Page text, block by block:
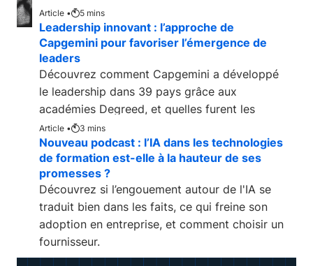
Article • 5 mins
Leadership innovant : l’approche de
Capgemini pour favoriser l’émergence de
leaders
Découvrez comment Capgemini a développé
le leadership dans 39 pays grâce aux
académies Degreed, et quelles furent les
retombées.
Article • 3 mins
Nouveau podcast : l’IA dans les technologies
de formation est-elle à la hauteur de ses
promesses ?
Découvrez si l’engouement autour de l'IA se
traduit bien dans les faits, ce qui freine son
adoption en entreprise, et comment choisir un
fournisseur.